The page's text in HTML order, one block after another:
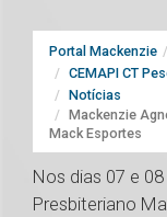
Portal Mackenzie
CEMAPI CT
Notícias
Mackenzie
Mack Esportes
Nos dias 07 e
Presbiteriano